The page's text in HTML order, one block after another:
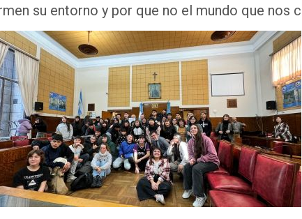
su entorno y por que no el mundo que nos